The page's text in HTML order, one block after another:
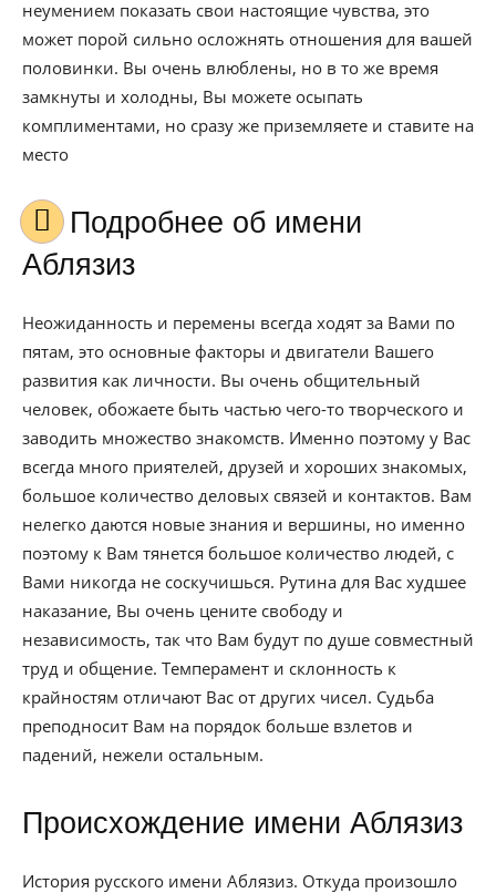
неумением показать свои настоящие чувства, это
может порой сильно осложнять отношения для вашей
половинки. Вы очень влюблены, но в то же время
замкнуты и холодны, Вы можете осыпать
комплиментами, но сразу же приземляете и ставите на
место
Подробнее об имени
Аблязиз
Неожиданность и перемены всегда ходят за Вами по
пятам, это основные факторы и двигатели Вашего
развития как личности. Вы очень общительный
человек, обожаете быть частью чего-то творческого и
заводить множество знакомств. Именно поэтому у Вас
всегда много приятелей, друзей и хороших знакомых,
большое количество деловых связей и контактов. Вам
нелегко даются новые знания и вершины, но именно
поэтому к Вам тянется большое количество людей, с
Вами никогда не соскучишься. Рутина для Вас худшее
наказание, Вы очень цените свободу и
независимость, так что Вам будут по душе совместный
труд и общение. Темперамент и склонность к
крайностям отличают Вас от других чисел. Судьба
преподносит Вам на порядок больше взлетов и
падений, нежели остальным.
Происхождение имени Аблязиз
История русского имени Аблязиз. Откуда произошло